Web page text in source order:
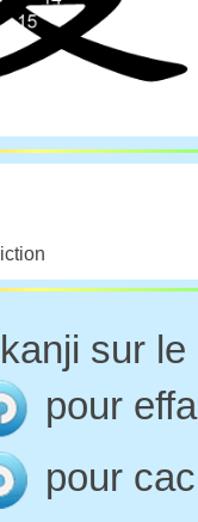
sur
pour
pour